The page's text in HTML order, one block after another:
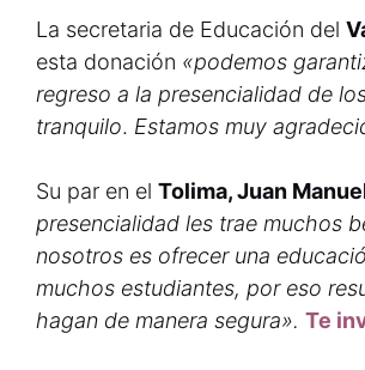
La secretaria de Educación del
esta donación «podemos
regreso a la presencialidad de
tranquilo. Estamos muy
Su par en el Tolima, Juan
presencialidad les trae muchos
nosotros es ofrecer una
muchos estudiantes, por eso
hagan de manera segura». Te